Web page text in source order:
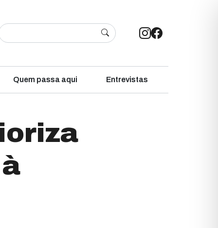
Quem passa aqui Entrevistas